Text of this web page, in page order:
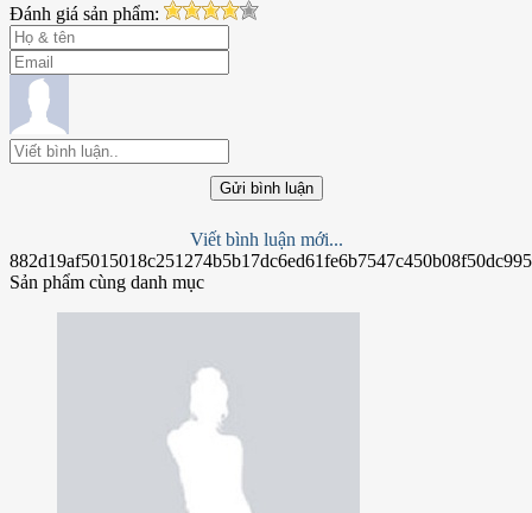
Đánh giá sản phẩm:
Gửi bình luận
Viết bình luận mới...
Sản phẩm cùng danh mục